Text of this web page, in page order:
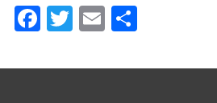
F
e
T
itt
E
ai
П
ді